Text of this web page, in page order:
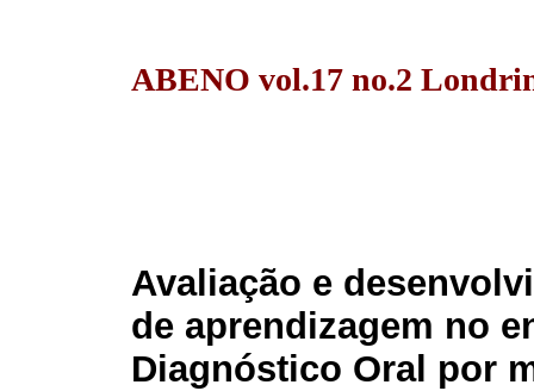
ABENO vol.17 no.2
Avaliação e
de aprendizagem no
Diagnóstico Oral por